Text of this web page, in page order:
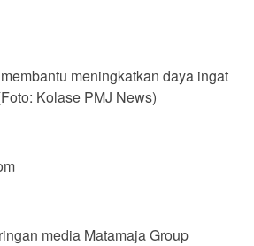
meningkatkan daya ingat
Kolase PMJ News)
media Matamaja Group